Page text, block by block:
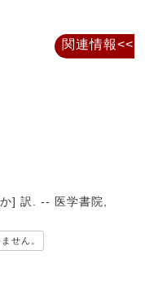
] 訳. -- 医学書院,
せん。
関連情報<<